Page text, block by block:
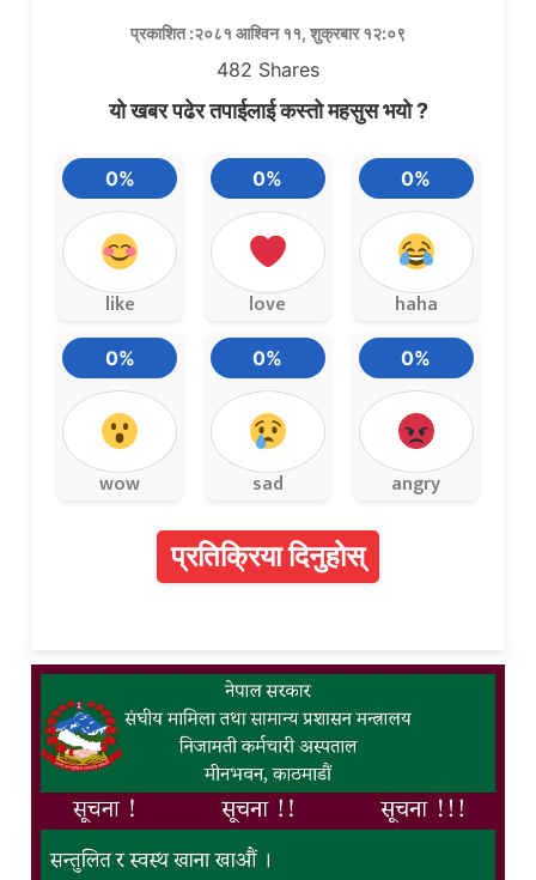
प्रकाशित :२०८१ आश्विन ११, शुक्रबार १२:०९
482 Shares
यो खबर पढेर तपाईलाई कस्तो महसुस भयो ?
0%
like
0%
love
0%
haha
0%
wow
0%
sad
0%
angry
प्रतिक्रिया दिनुहोस्